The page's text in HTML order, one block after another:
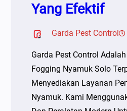
Yang Efektif
Garda Pest Control
Garda Pest Control
Fogging Nyamuk Solo
Menyediakan Layanan
Nyamuk. Kami